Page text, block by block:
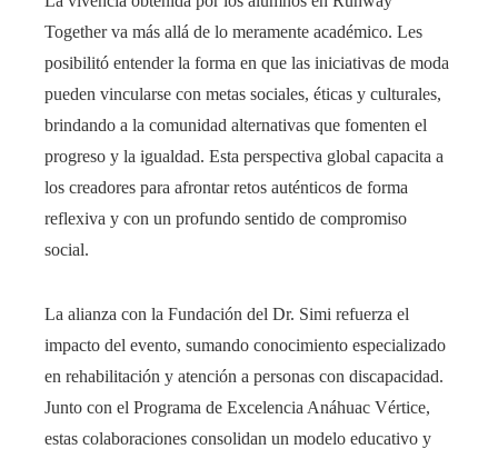
Together va más allá de lo meramente académico. Les
posibilitó entender la forma en que las iniciativas de moda
pueden vincularse con metas sociales, éticas y culturales,
brindando a la comunidad alternativas que fomenten el
progreso y la igualdad. Esta perspectiva global capacita a
los creadores para afrontar retos auténticos de forma
reflexiva y con un profundo sentido de compromiso
social.
La alianza con la Fundación del Dr. Simi refuerza el
impacto del evento, sumando conocimiento especializado
en rehabilitación y atención a personas con discapacidad.
Junto con el Programa de Excelencia Anáhuac Vértice,
estas colaboraciones consolidan un modelo educativo y